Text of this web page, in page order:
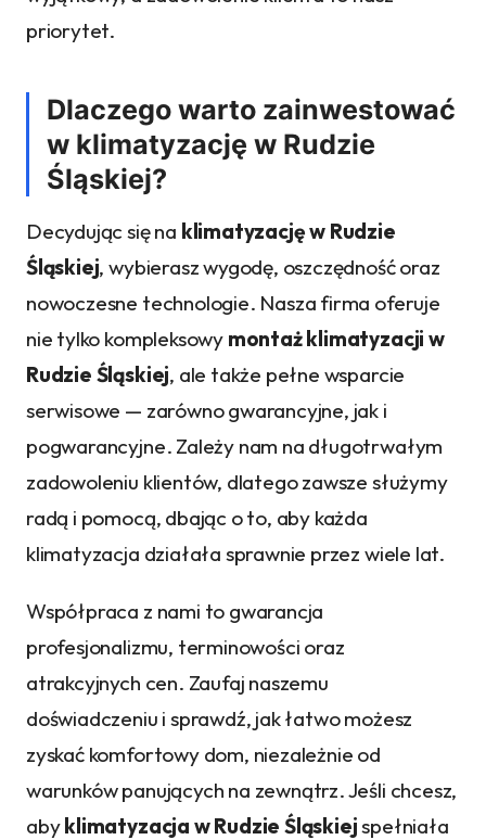
priorytet.
Dlaczego warto zainwestować
w klimatyzację w Rudzie
Śląskiej?
Decydując się na klimatyzację w Rudzie
Śląskiej, wybierasz wygodę, oszczędność oraz
nowoczesne technologie. Nasza firma oferuje
nie tylko kompleksowy montaż klimatyzacji w
Rudzie Śląskiej, ale także pełne wsparcie
serwisowe — zarówno gwarancyjne, jak i
pogwarancyjne. Zależy nam na długotrwałym
zadowoleniu klientów, dlatego zawsze służymy
radą i pomocą, dbając o to, aby każda
klimatyzacja działała sprawnie przez wiele lat.
Współpraca z nami to gwarancja
profesjonalizmu, terminowości oraz
atrakcyjnych cen. Zaufaj naszemu
doświadczeniu i sprawdź, jak łatwo możesz
zyskać komfortowy dom, niezależnie od
warunków panujących na zewnątrz. Jeśli chcesz,
abyklimatyzacja w Rudzie Śląskiejspełniała